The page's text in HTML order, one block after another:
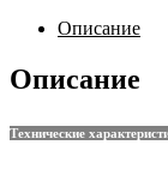
Описание
Описание
Технические